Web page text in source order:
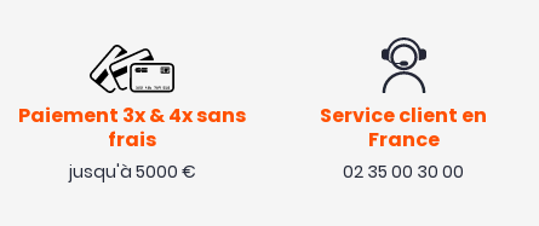
Paiement 3x & 4x sans
frais
jusqu'à 5000 €
Service client en
France
02 35 00 30 00